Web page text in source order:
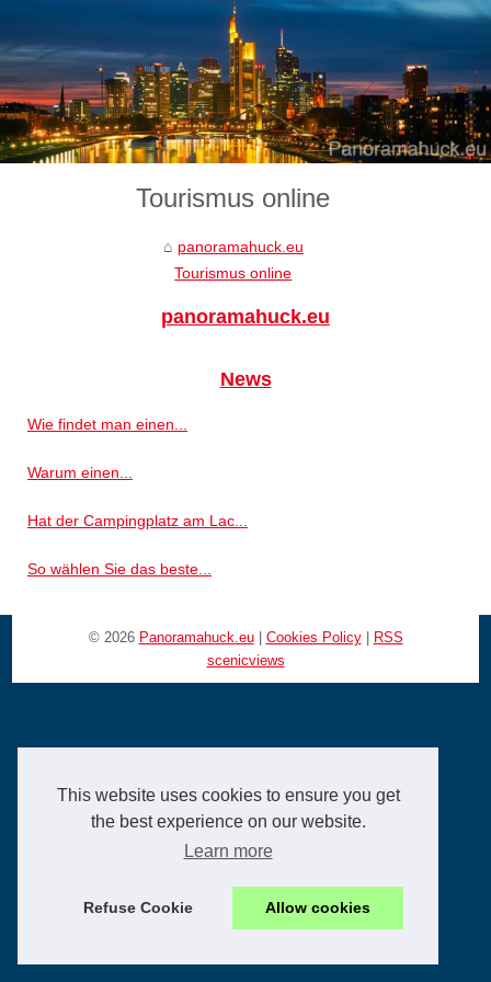
This website uses cookies to ensure you get
the best experience on our website.
Learn more
Refuse Cookie Allow cookies
Tourismus online
panoramahuck.eu
Tourismus online
panoramahuck.eu
News
Wie findet man einen...
Warum einen...
Hat der Campingplatz am Lac...
So wählen Sie das beste...
© 2026 Panoramahuck.eu| Cookies Policy|
RSS
scenicviews